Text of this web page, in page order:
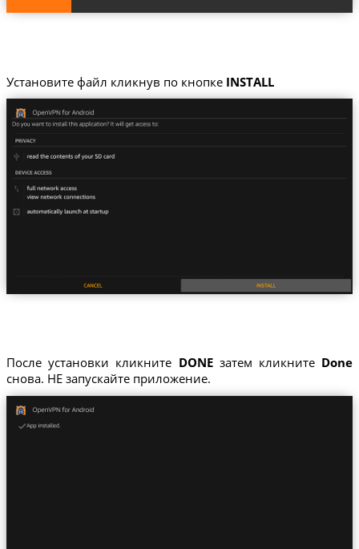
Установите файл кликнув по кнопке INSTALL
После установки кликните DONEзатем кликните Done
снова. НЕ запускайте приложение.